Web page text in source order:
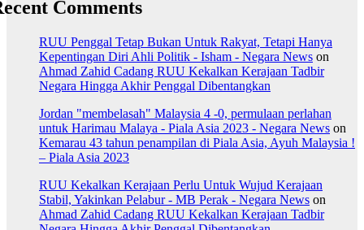
Comments
RUU Penggal Tetap Bukan Untuk Rakyat, Tetapi Hanya
Kepentingan Diri Ahli Politik - Isham - Negara News on
Ahmad Zahid Cadang RUU Kekalkan Kerajaan Tadbir
Negara Hingga Akhir Penggal Dibentangkan
Jordan "membelasah" Malaysia 4 -0, permulaan perlahan
untuk Harimau Malaya - Piala Asia 2023 - Negara News on
Kemarau 43 tahun penampilan di Piala Asia, Ayuh Malaysia !
– Piala Asia 2023
RUU Kekalkan Kerajaan Perlu Untuk Wujud Kerajaan
Stabil, Yakinkan Pelabur - MB Perak - Negara News on
Ahmad Zahid Cadang RUU Kekalkan Kerajaan Tadbir